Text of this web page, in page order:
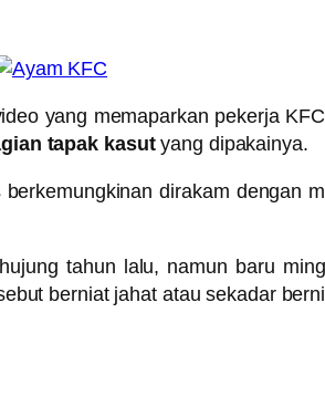
yang memaparkan pekerja
tapak kasutyang dipakainya.
dirakam dengan
tahun lalu, namun baru
berniat jahat atau sekadar